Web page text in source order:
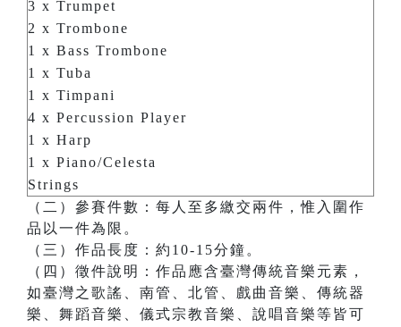
3 x Trumpet
2 x Trombone
1 x Bass Trombone
1 x Tuba
1 x Timpani
4 x Percussion Player
1 x Harp
1 x Piano/Celesta
Strings
（二）參賽件數：每人至多繳交兩件，惟入圍作
品以一件為限。
（三）作品長度：約10-15分鐘。
（四）徵件說明：作品應含臺灣傳統音樂元素，
如臺灣之歌謠、南管、北管、戲曲音樂、傳統器
樂、舞蹈音樂、儀式宗教音樂、說唱音樂等皆可